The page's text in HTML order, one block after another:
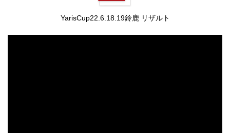
YarisCup22.6.18.19鈴鹿 リザルト